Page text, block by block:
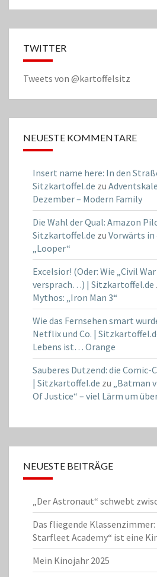
TWITTER
Tweets von @kartoffelsitz
NEUESTE KOMMENTARE
Insert name here: In den
Sitzkartoffel.de zu
Dezember – Modern Family
Die Wahl der Qual: Amazon
Sitzkartoffel.de zu Vorwärts in
„Looper“
Excelsior! (Oder: Wie „Civil
versprach…) | Sitzkartoffel.de
Mythos: „Iron Man 3“
Wie das Fernsehen smart
Netflix und Co. |
Lebens ist… Orange
Sauberes Dutzend: die Comic-
| Sitzkartoffel.de zu „Batman
Of Justice“ – viel Lärm um
NEUESTE BEITRÄGE
„Der Astronaut“ schwebt
Das fliegende Klassenzimmer:
Starfleet Academy“ ist eine
Mein Kinojahr 2025